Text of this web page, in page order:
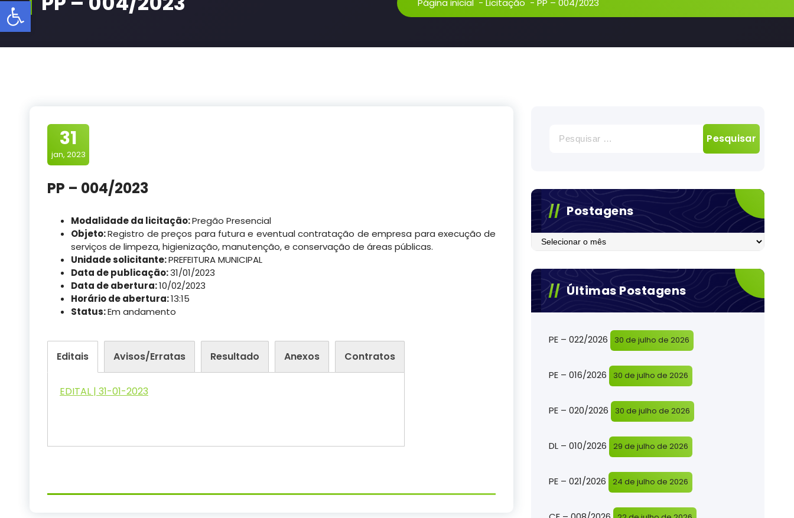
Barra de Ferramentas Aberta Página inicial - Licitação - PP – 004/2023
31
jan, 2023
PP – 004/2023
Modalidade da licitação:Pregão Presencial
Objeto:Registro de preços para futura e eventual contratação de empresa para execução de
serviços de limpeza, higienização, manutenção, e conservação de áreas públicas.
Unidade solicitante:PREFEITURA MUNICIPAL
Data de publicação:31/01/2023
Data de abertura:10/02/2023
Horário de abertura:13:15
Status:Em andamento
Editais Avisos/Erratas Resultado Anexos Contratos
EDITAL | 31-01-2023
por:
Postagens
Postagens
Últimas Postagens
PE – 022/2026 30 de julho de 2026
PE – 016/2026 30 de julho de 2026
PE – 020/2026 30 de julho de 2026
DL – 010/2026 29 de julho de 2026
PE – 021/2026 24 de julho de 2026